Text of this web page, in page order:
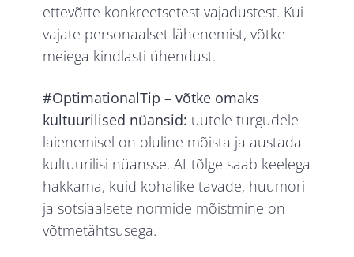
ettevõtte konkreetsetest vajadustest. Kui
vajate personaalset lähenemist, võtke
meiega kindlasti ühendust.
#OptimationalTip – võtke omaks
kultuurilised nüansid: uutele turgudele
laienemisel on oluline mõista ja austada
kultuurilisi nüansse. AI-tõlge saab keelega
hakkama, kuid kohalike tavade, huumori
ja sotsiaalsete normide mõistmine on
võtmetähtsusega.